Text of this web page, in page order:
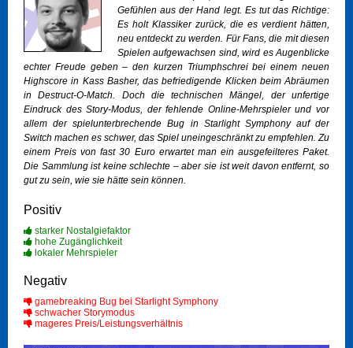
Gefühlen aus der Hand legt. Es tut das Richtige:
Es holt Klassiker zurück, die es verdient hätten,
neu entdeckt zu werden. Für Fans, die mit diesen
Spielen aufgewachsen sind, wird es Augenblicke
echter Freude geben – den kurzen Triumphschrei bei einem neuen
Highscore in Kass Basher, das befriedigende Klicken beim Abräumen
inDestruct-O-Match. Doch die technischen Mängel, der unfertige
Eindruck des Story-Modus, der fehlende Online-Mehrspieler und vor
allem der spielunterbrechende Bug in Starlight Symphonyauf der
Switch machen es schwer, das Spiel uneingeschränkt zu empfehlen. Zu
einem Preis von fast 30 Euro erwartet man ein ausgefeilteres Paket.
Die Sammlung ist keine schlechte – aber sie ist weit davon entfernt, so
gut zu sein, wie sie hätte sein können.
Positiv
starker Nostalgiefaktor
hohe Zugänglichkeit
lokaler Mehrspieler
Negativ
gamebreaking Bug bei Starlight Symphony
schwacher Storymodus
mageres Preis/Leistungsverhältnis